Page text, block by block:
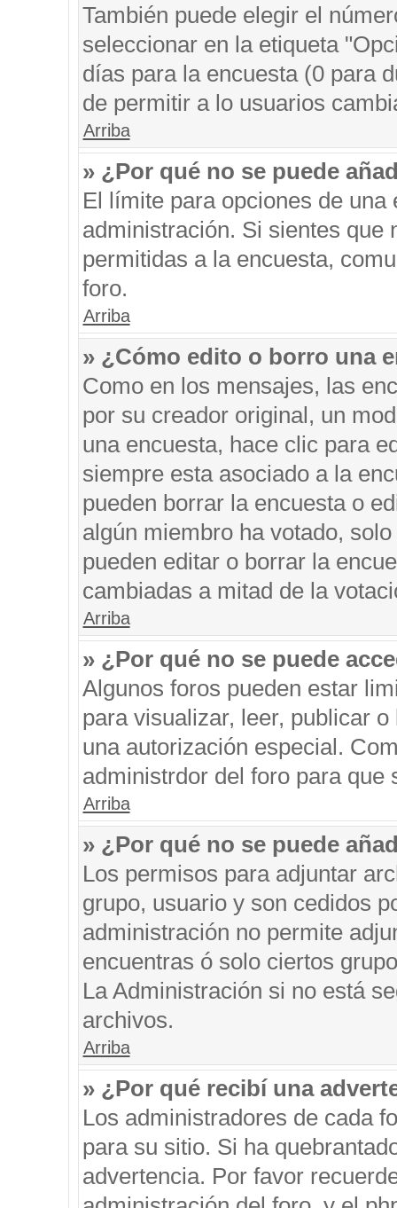
También puede elegir el
seleccionar en la etiqueta
días para la encuesta (0 para
de permitir a lo usuarios
Arriba
» ¿Por qué no se puede
El límite para opciones de una
administración. Si sientes que
permitidas a la encuesta,
foro.
Arriba
» ¿Cómo edito o borro una
Como en los mensajes, las
por su creador original, un
una encuesta, hace clic para
siempre esta asociado a la
pueden borrar la encuesta o
algún miembro ha votado,
pueden editar o borrar la
cambiadas a mitad de la
Arriba
» ¿Por qué no se puede
Algunos foros pueden estar
para visualizar, leer, publicar
una autorización especial.
administrdor del foro para que
Arriba
» ¿Por qué no se puede
Los permisos para adjuntar
grupo, usuario y son cedidos
administración no permite
encuentras ó solo ciertos
La Administración si no está
archivos.
Arriba
» ¿Por qué recibí una
Los administradores de cada
para su sitio. Si ha
advertencia. Por favor